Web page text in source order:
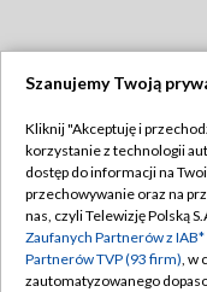
Abonament TVP
Emisja w TVP
Centrum informacji
Szanujemy Twoją
Kliknij "Akceptuję i
korzystanie z technologii
dostęp do informacji na
przechowywanie oraz na
nas, czyli Telewizję Polską
Zaufanych Partnerów z
Partnerów TVP (93 firm), w
zautomatyzowanego